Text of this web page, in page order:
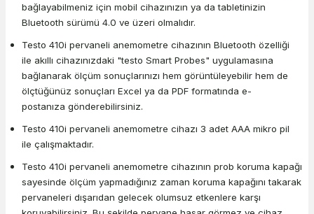
bağlayabilmeniz için mobil cihazınızın ya da tabletinizin
Bluetooth sürümü 4.0 ve üzeri olmalıdır.
Testo 410i pervaneli anemometre cihazının Bluetooth özelliği
ile akıllı cihazınızdaki "testo Smart Probes" uygulamasına
bağlanarak ölçüm sonuçlarınızı hem görüntüleyebilir hem de
ölçtüğünüz sonuçları Excel ya da PDF formatında e-
postanıza gönderebilirsiniz.
Testo 410i pervaneli anemometre cihazı 3 adet AAA mikro pil
ile çalışmaktadır.
Testo 410i pervaneli anemometre cihazının prob koruma kapağı
sayesinde ölçüm yapmadığınız zaman koruma kapağını takarak
pervaneleri dışarıdan gelecek olumsuz etkenlere karşı